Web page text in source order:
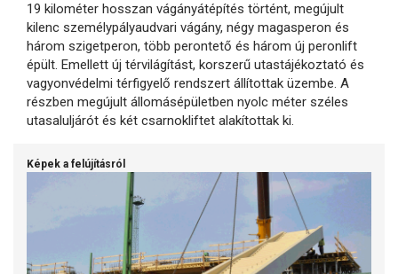
19 kilométer hosszan vágányátépítés történt, megújult
kilenc személypályaudvari vágány, négy magasperon és
három szigetperon, több perontető és három új peronlift
épült. Emellett új térvilágítást, korszerű utastájékoztató és
vagyonvédelmi térfigyelő rendszert állítottak üzembe. A
részben megújult állomásépületben nyolc méter széles
utasaluljárót és két csarnokliftet alakítottak ki.
Képek a felújításról